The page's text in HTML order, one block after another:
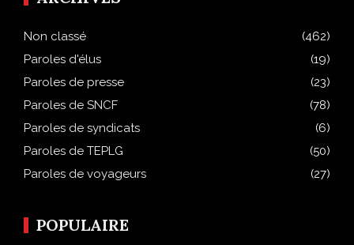
Non classé
(462)
Paroles d'élus
(19)
Paroles de presse
(23)
Paroles de SNCF
(78)
Paroles de syndicats
(6)
Paroles de TEPLG
(50)
Paroles de voyageurs
(27)
POPULAIRE